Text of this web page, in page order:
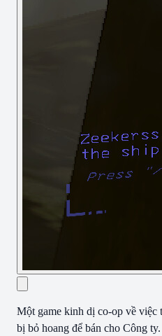
Một game kinh dị co-op về việc
bị bỏ hoang để bán cho Công ty.